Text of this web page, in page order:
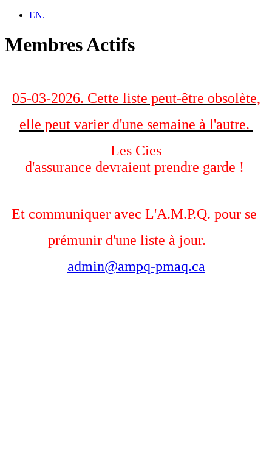
EN.
Membres Actifs
05-03-2026. Cette liste peut-être obsolète,
elle peut varier d'une semaine à l'autre.
Les Cies
d'assurance devraient prendre garde !
Et communiquer avec L'A.M.P.Q. pour se
prémunir d'une liste à jour.
admin@ampq-pmaq.ca